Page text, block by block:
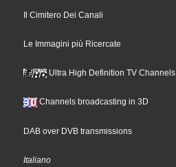
Il Cimitero Dei Canali
Le Immagini più Ricercate
Ultra High Definition TV Channels
Channels broadcasting in 3D
DAB over DVB transmissions
Italiano